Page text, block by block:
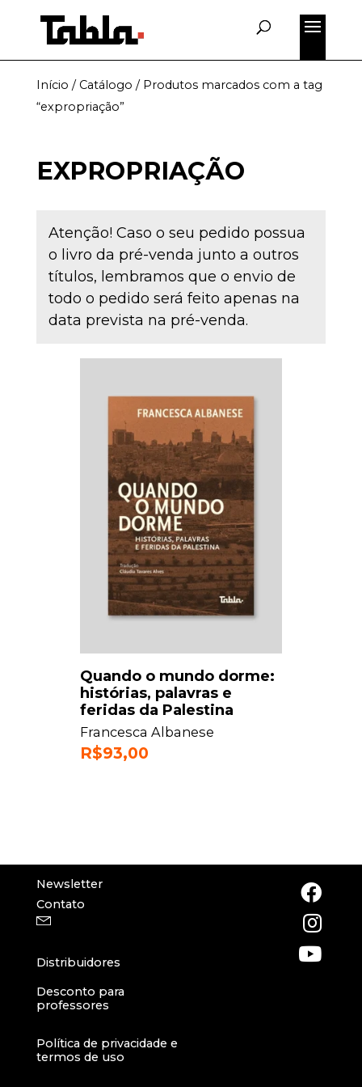
Início / Catálogo / Produtos marcados com a tag
“expropriação”
EXPROPRIAÇÃO
Atenção! Caso o seu pedido possua
o livro da pré-venda junto a outros
títulos, lembramos que o envio de
todo o pedido será feito apenas na
data prevista na pré-venda.
Quando o mundo dorme:
histórias, palavras e
feridas da Palestina
Francesca Albanese
R$93,00
Newsletter
Contato
Distribuidores
Desconto para
professores
Política de privacidade e
termos de uso